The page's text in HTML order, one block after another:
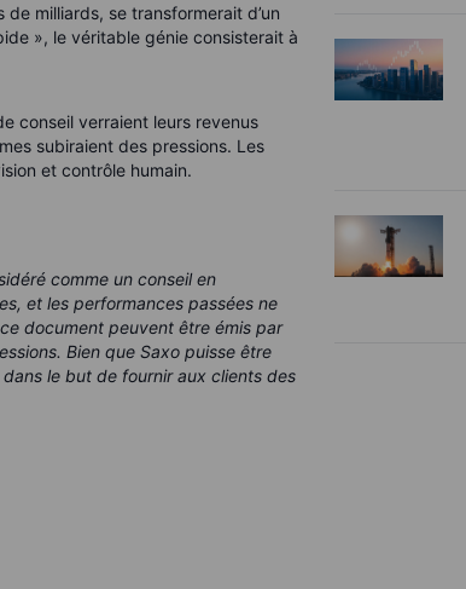
milliards, se transformerait d’un
», le véritable génie consisterait à
conseil verraient leurs revenus
subiraient des pressions. Les
et contrôle humain.
comme un conseil en
et les performances passées ne
document peuvent être émis par
Bien que Saxo puisse être
le but de fournir aux clients des